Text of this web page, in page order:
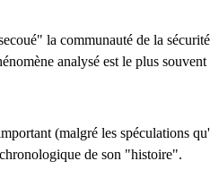
la communauté de la
analysé est le plus
(malgré les spéculations
de son "histoire".